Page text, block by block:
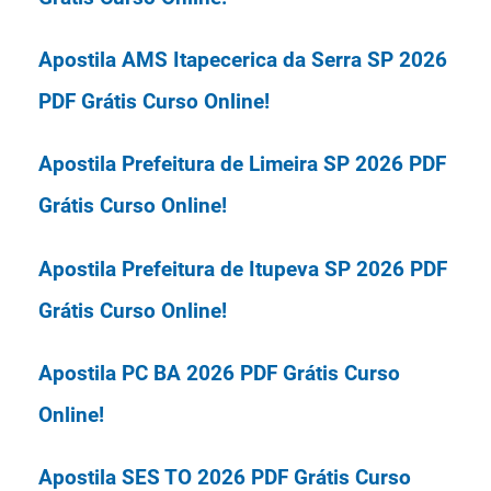
Processamento e de R$ 10.685,44 ao
Cargo de Analista de Tecnologia da
Informação - várias especialidades.
Janeiro (RJ), São Paulo (SP), Fortaleza
Organizadora: FGV.
Apostila AMS Itapecerica da Serra SP 2026
PDF Grátis Curso Online!
Apostila Prefeitura de Limeira SP 2026 PDF
Grátis Curso Online!
Apostila Prefeitura de Itupeva SP 2026 PDF
Grátis Curso Online!
Apostila PC BA 2026 PDF Grátis Curso
Online!
Apostila SES TO 2026 PDF Grátis Curso